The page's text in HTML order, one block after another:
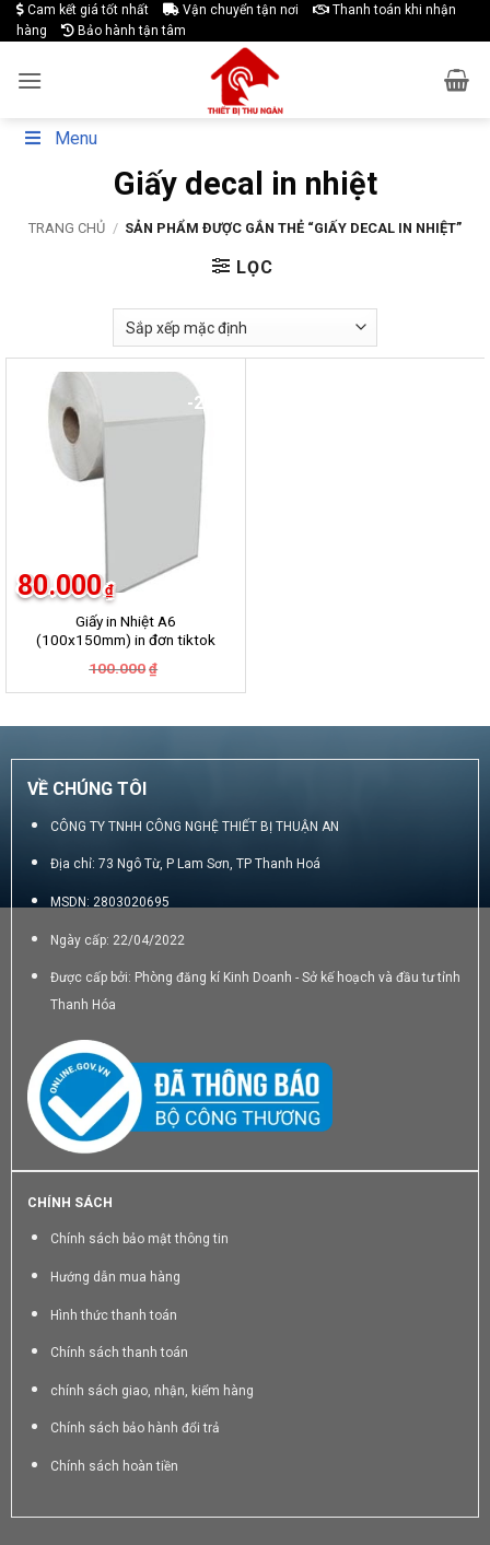
Skip
to
Cam kết giá tốt nhất Vận chuyển tận nơi
Thanh toán khi nhận
hàng
Bảo hành tận tâm
Menu
Giấy decal in nhiệt
TRANG CHỦ / SẢN PHẨM ĐƯỢC GẮN THẺ “GIẤY DECAL IN NHIỆT”
LỌC
-20%
Giấy in Nhiệt A6
(100x150mm) in đơn tiktok
100.000 ₫
là:
80.000 ₫
tại
80.000₫.
VỀ CHÚNG TÔI
CÔNG TY TNHH CÔNG NGHỆ THIẾT BỊ THUẬN AN
Địa chỉ: 73 Ngô Từ, P Lam Sơn, TP Thanh Hoá
MSDN: 2803020695
Ngày cấp: 22/04/2022
Được cấp bởi: Phòng đăng kí Kinh Doanh - Sở kế hoạch và đầu tư tỉnh
Thanh Hóa
CHÍNH SÁCH
Chính sách bảo mật thông tin
Hướng dẫn mua hàng
Hình thức thanh toán
Chính sách thanh toán
chính sách giao, nhận, kiểm hàng
Chính sách bảo hành đổi trả
Chính sách hoàn tiền